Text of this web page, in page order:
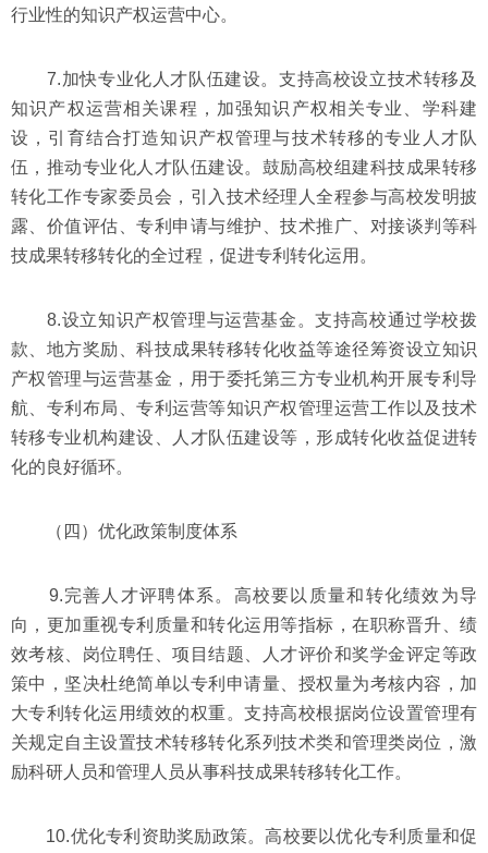
行业性的知识产权运营中心。
7.加快专业化人才队伍建设。支持高校设立技术转移及
知识产权运营相关课程，加强知识产权相关专业、学科建
设，引育结合打造知识产权管理与技术转移的专业人才队
伍，推动专业化人才队伍建设。鼓励高校组建科技成果转移
转化工作专家委员会，引入技术经理人全程参与高校发明披
露、价值评估、专利申请与维护、技术推广、对接谈判等科
技成果转移转化的全过程，促进专利转化运用。
8.设立知识产权管理与运营基金。支持高校通过学校拨
款、地方奖励、科技成果转移转化收益等途径筹资设立知识
产权管理与运营基金，用于委托第三方专业机构开展专利导
航、专利布局、专利运营等知识产权管理运营工作以及技术
转移专业机构建设、人才队伍建设等，形成转化收益促进转
化的良好循环。
（四）优化政策制度体系
9.完善人才评聘体系。高校要以质量和转化绩效为导
向，更加重视专利质量和转化运用等指标，在职称晋升、绩
效考核、岗位聘任、项目结题、人才评价和奖学金评定等政
策中，坚决杜绝简单以专利申请量、授权量为考核内容，加
大专利转化运用绩效的权重。支持高校根据岗位设置管理有
关规定自主设置技术转移转化系列技术类和管理类岗位，激
励科研人员和管理人员从事科技成果转移转化工作。
10.优化专利资助奖励政策。高校要以优化专利质量和促